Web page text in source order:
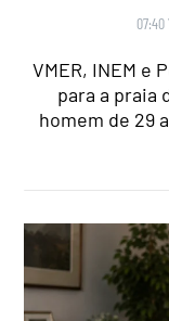
07:40
VMER, INEM e
para a praia
homem de 29